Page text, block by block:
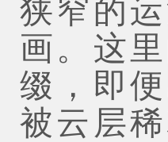
狭窄的
画。这
缀，即
被云层